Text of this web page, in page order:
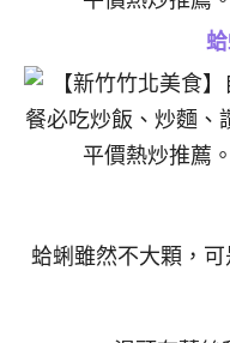
蛤蜊雖然不大顆，